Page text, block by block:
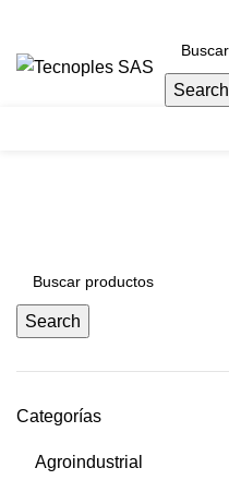
Search
Search
Categorías
Agroindustrial